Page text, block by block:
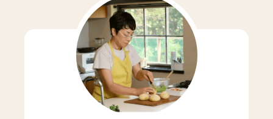
き、子どもたちが五感を使って食事
をするきっかけになりました。スタ
イルブレッドのパンは、乳児期の咀
嚼を促すためのほどよい噛み応えが
あり、噛む習慣の獲得につながって
います。また、乳・卵アレルギーの
子どもたちも食べられるのも魅力の1